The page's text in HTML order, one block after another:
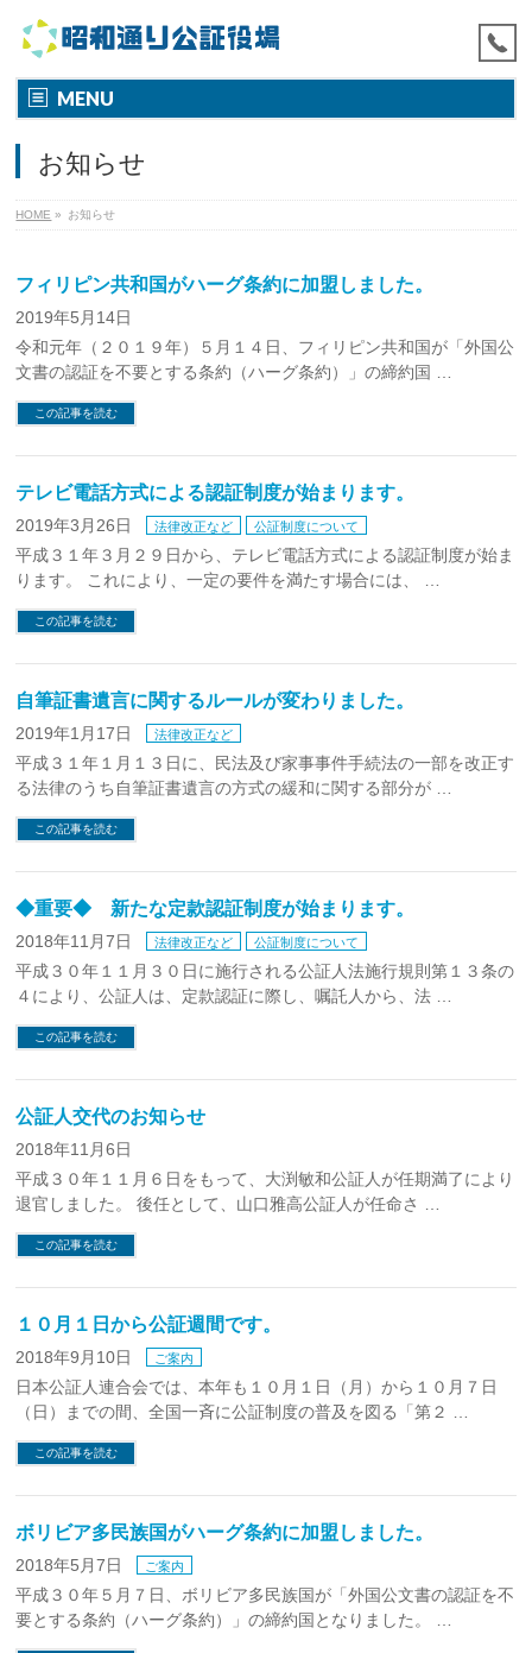
MENU
お知らせ
HOME » お知らせ
フィリピン共和国がハーグ条約に加盟しました。
2019年5月14日
令和元年（２０１９年）５月１４日、フィリピン共和国が「外国公
文書の認証を不要とする条約（ハーグ条約）」の締約国 …
この記事を読む
テレビ電話方式による認証制度が始まります。
2019年3月26日 法律改正など 公証制度について
平成３１年３月２９日から、テレビ電話方式による認証制度が始ま
ります。 これにより、一定の要件を満たす場合には、 …
この記事を読む
自筆証書遺言に関するルールが変わりました。
2019年1月17日 法律改正など
平成３１年１月１３日に、民法及び家事事件手続法の一部を改正す
る法律のうち自筆証書遺言の方式の緩和に関する部分が …
この記事を読む
◆重要◆ 新たな定款認証制度が始まります。
2018年11月7日 法律改正など 公証制度について
平成３０年１１月３０日に施行される公証人法施行規則第１３条の
４により、公証人は、定款認証に際し、嘱託人から、法 …
この記事を読む
公証人交代のお知らせ
2018年11月6日
平成３０年１１月６日をもって、大渕敏和公証人が任期満了により
退官しました。 後任として、山口雅高公証人が任命さ …
この記事を読む
１０月１日から公証週間です。
2018年9月10日 ご案内
日本公証人連合会では、本年も１０月１日（月）から１０月７日
（日）までの間、全国一斉に公証制度の普及を図る「第２ …
この記事を読む
ボリビア多民族国がハーグ条約に加盟しました。
2018年5月7日 ご案内
平成３０年５月７日、ボリビア多民族国が「外国公文書の認証を不
要とする条約（ハーグ条約）」の締約国となりました。 …